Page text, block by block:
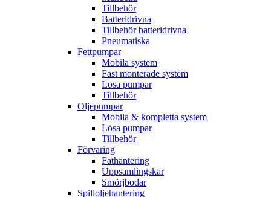
Tillbehör
Batteridrivna
Tillbehör batteridrivna
Pneumatiska
Fettpumpar
Mobila system
Fast monterade system
Lösa pumpar
Tillbehör
Oljepumpar
Mobila & kompletta system
Lösa pumpar
Tillbehör
Förvaring
Fathantering
Uppsamlingskar
Smörjbodar
Spilloljehantering